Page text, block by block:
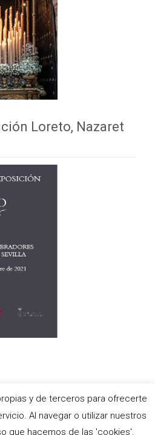
Loreto, Nazaret
del Santísimo Sacramento,
y de terceros para ofrecerte
Al navegar o utilizar nuestros
que hacemos de las 'cookies'.